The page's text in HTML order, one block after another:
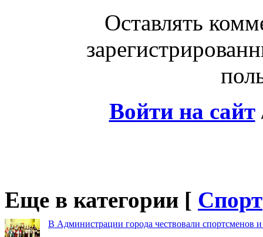
Оставлять
Войти на сайт
Еще в категории [ Спорт
В Администрации города чествовали спортсменов и